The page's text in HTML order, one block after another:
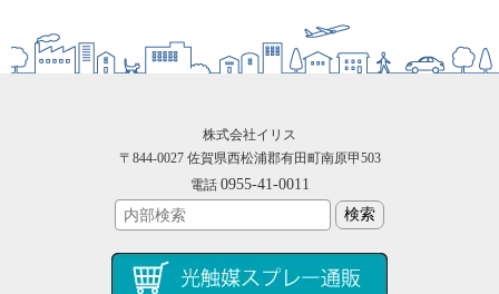
株式会社イリス
〒844-0027 佐賀県西松浦郡有田町南原甲503
電話 0955-41-0011